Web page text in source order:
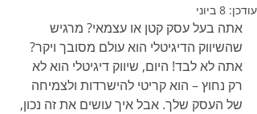
עודכן: 8 ביוני
אתה בעל עסק קטן או עצמאי? מרגיש
שהשיווק הדיגיטלי הוא עולם מסובך ויקר?
אתה לא לבד! היום, שיווק דיגיטלי הוא לא
רק נחוץ – הוא קריטי להישרדות ולצמיחה
של העסק שלך. אבל איך עושים את זה נכון,